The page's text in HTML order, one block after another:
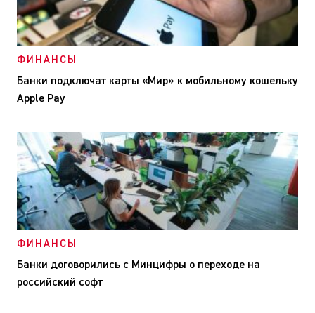
ФИНАНСЫ
Банки подключат карты «Мир» к мобильному кошельку
Apple Pay
ФИНАНСЫ
Банки договорились с Минцифры о переходе на
российский софт